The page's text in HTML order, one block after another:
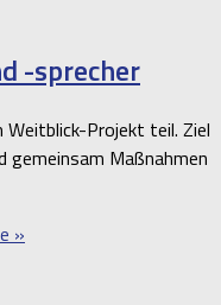
-sprecher
Weitblick-Projekt teil. Ziel
gemeinsam Maßnahmen
»